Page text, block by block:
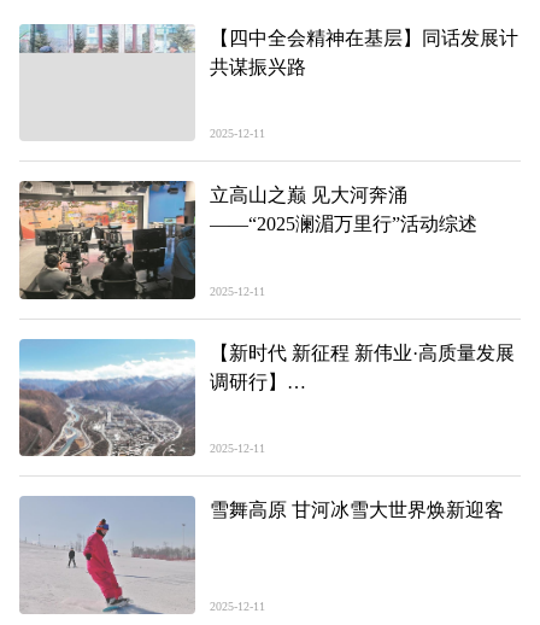
【四中全会精神在基层】同话发展计
共谋振兴路
2025-12-11
立高山之巅 见大河奔涌
——“2025澜湄万里行”活动综述
2025-12-11
【新时代 新征程 新伟业·高质量发展
调研行】
——青海县域经济发展观察·班玛篇
2025-12-11
雪舞高原 甘河冰雪大世界焕新迎客
2025-12-11